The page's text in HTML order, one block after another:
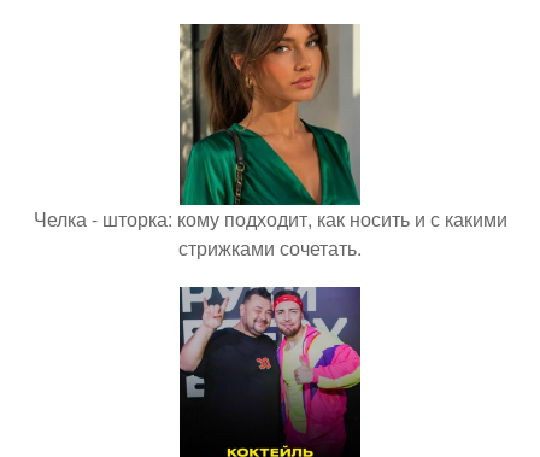
Челка - шторка: кому подходит, как носить и с какими
стрижками сочетать.